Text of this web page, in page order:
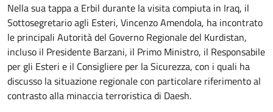
Nella sua tappa a Erbil durante la visita compiuta in Iraq, il
Sottosegretario agli Esteri, Vincenzo Amendola, ha incontrato
le principali Autorità del Governo Regionale del Kurdistan,
incluso il Presidente Barzani, il Primo Ministro, il Responsabile
per gli Esteri e il Consigliere per la Sicurezza, con i quali ha
discusso la situazione regionale con particolare riferimento al
contrasto alla minaccia terroristica di Daesh.